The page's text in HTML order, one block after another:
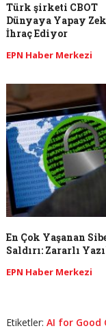
Türk şirketi CBOT
Dünyaya Yapay
İhraç Ediyor
EPN Haber Merkezi
En Çok Yaşanan
Saldırı: Zararlı
EPN Haber Merkezi
Etiketler: AI for Good